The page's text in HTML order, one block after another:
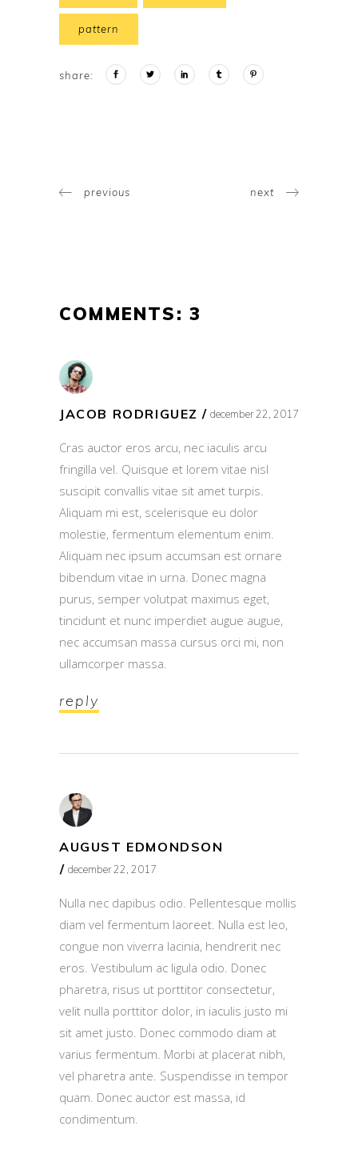
pattern
share:
previous next
COMMENTS: 3
JACOB RODRIGUEZ december 22, 2017
Cras auctor eros arcu, nec iaculis arcu
fringilla vel. Quisque et lorem vitae nisl
suscipit convallis vitae sit amet turpis.
Aliquam mi est, scelerisque eu dolor
molestie, fermentum elementum enim.
Aliquam nec ipsum accumsan est ornare
bibendum vitae in urna. Donec magna
purus, semper volutpat maximus eget,
tincidunt et nunc imperdiet augue augue,
nec accumsan massa cursus orci mi, non
ullamcorper massa.
reply
AUGUST EDMONDSON
december 22, 2017
Nulla nec dapibus odio. Pellentesque mollis
diam vel fermentum laoreet. Nulla est leo,
congue non viverra lacinia, hendrerit nec
eros. Vestibulum ac ligula odio. Donec
pharetra, risus ut porttitor consectetur,
velit nulla porttitor dolor, in iaculis justo mi
sit amet justo. Donec commodo diam at
varius fermentum. Morbi at placerat nibh,
vel pharetra ante. Suspendisse in tempor
quam. Donec auctor est massa, id
condimentum.